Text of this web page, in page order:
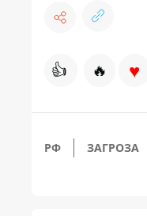
👍 🔥 ♥
РФ ЗАГРОЗА